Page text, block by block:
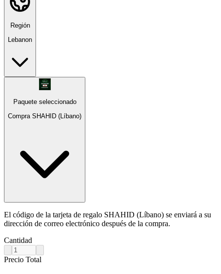
Región
Lebanon
Paquete seleccionado
Compra SHAHID (Líbano)
El código de la tarjeta de regalo SHAHID (Líbano) se enviará a su
dirección de correo electrónico después de la compra.
Cantidad
Precio Total